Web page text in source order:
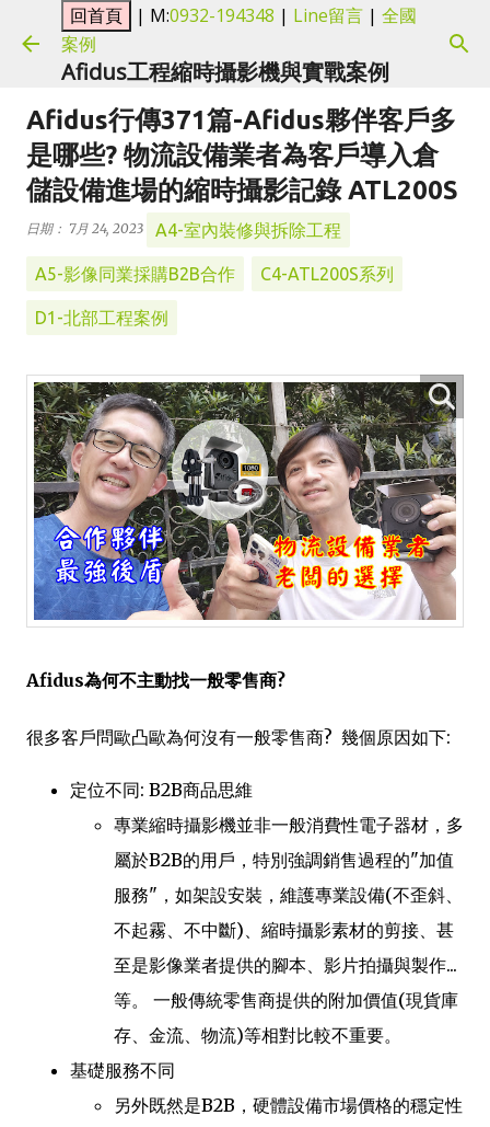
跳到主要內容
| M:0932-194348 | Line留言 | 全國
案例
Afidus工程縮時攝影機與實戰案例
Afidus行傳371篇-Afidus夥伴客戶多
是哪些? 物流設備業者為客戶導入倉
儲設備進場的縮時攝影記錄 ATL200S
日期： 7月 24, 2023 A4-室內裝修與拆除工程
A5-影像同業採購B2B合作 C4-ATL200S系列
D1-北部工程案例
Afidus為何不主動找一般零售商?
很多客戶問歐凸歐為何沒有一般零售商? 幾個原因如下:
定位不同: B2B商品思維
專業縮時攝影機並非一般消費性電子器材，多
屬於B2B的用戶，特別強調銷售過程的"加值
服務"，如架設安裝，維護專業設備(不歪斜、
不起霧、不中斷)、縮時攝影素材的剪接、甚
至是影像業者提供的腳本、影片拍攝與製作...
等。 一般傳統零售商提供的附加價值(現貨庫
存、金流、物流)等相對比較不重要。
基礎服務不同
另外既然是B2B，硬體設備市場價格的穩定性